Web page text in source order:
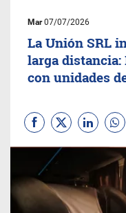
Mar07/07/2026
La Unión SRL
larga distancia:
con unidades